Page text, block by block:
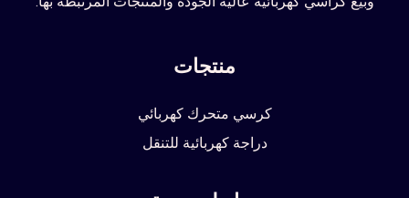
منتجات
كرسي متحرك كهربائي
دراجة كهربائية للتنقل